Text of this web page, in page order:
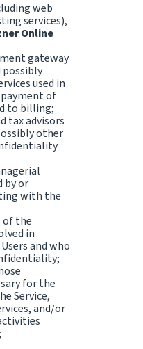
web
services),
Online
gateway
possibly
used in
of
to billing;
tax advisors
other
by or
with the
of the
in
and who
for the
Service,
and/or